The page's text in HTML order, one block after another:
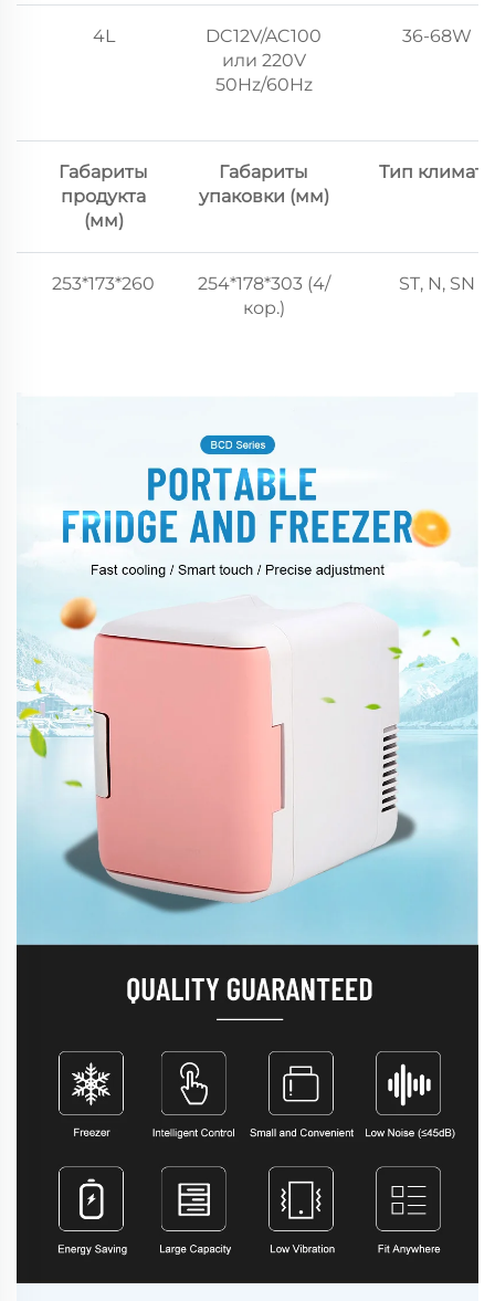
4L
DC12V/AC100
или 220V
50Hz/60Hz
36-68W
Габариты
продукта
(мм)
Габариты
упаковки (мм)
Тип климата
253*173*260
254*178*303 (4/
кор.)
ST, N, SN